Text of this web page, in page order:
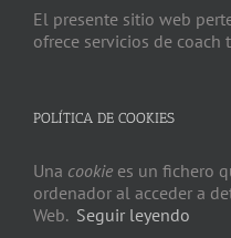
El presente sitio web
ofrece servicios de coach
POLÍTICA DE COOKIES
Una cookie es un fichero
ordenador al acceder a
Web. Seguir leyendo